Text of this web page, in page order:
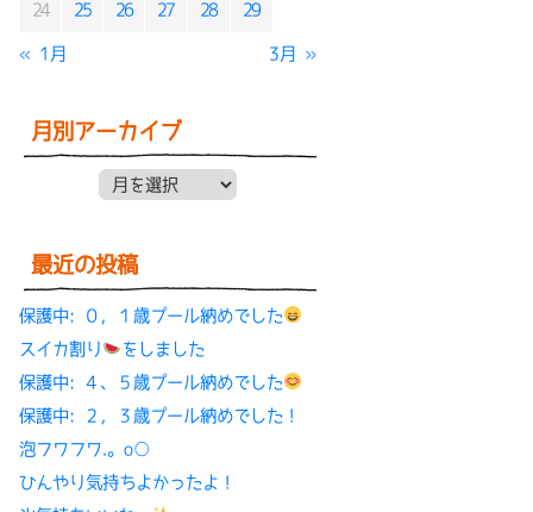
24 25 26 27 28 29
« 1月 3月 »
月別アーカイブ
月別アーカイブ
最近の投稿
保護中: ０，１歳プール納めでした
スイカ割り
をしました
保護中: ４、５歳プール納めでした
保護中: ２，３歳プール納めでした！
泡フワフワ.。o○
ひんやり気持ちよかったよ！